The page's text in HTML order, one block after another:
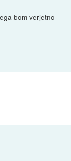
bom verjetno